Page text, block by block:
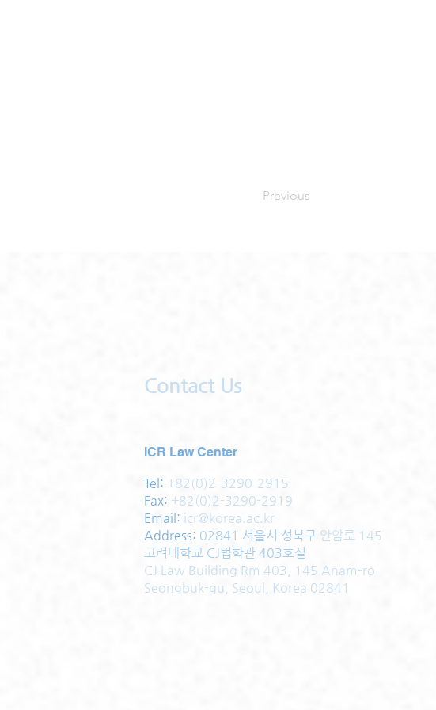
Previous
Contact Us
ICR Law Center
Tel: +82(0)2-3290-2915
Fax: +82(0)2-3290-2919
Email: icr@korea.ac.kr
Address: 02841 서울시 성북구 안암로 145
고려대학교 CJ법학관 403호실
CJ Law Building Rm 403, 145 Anam-ro
Seongbuk-gu, Seoul, Korea 02841